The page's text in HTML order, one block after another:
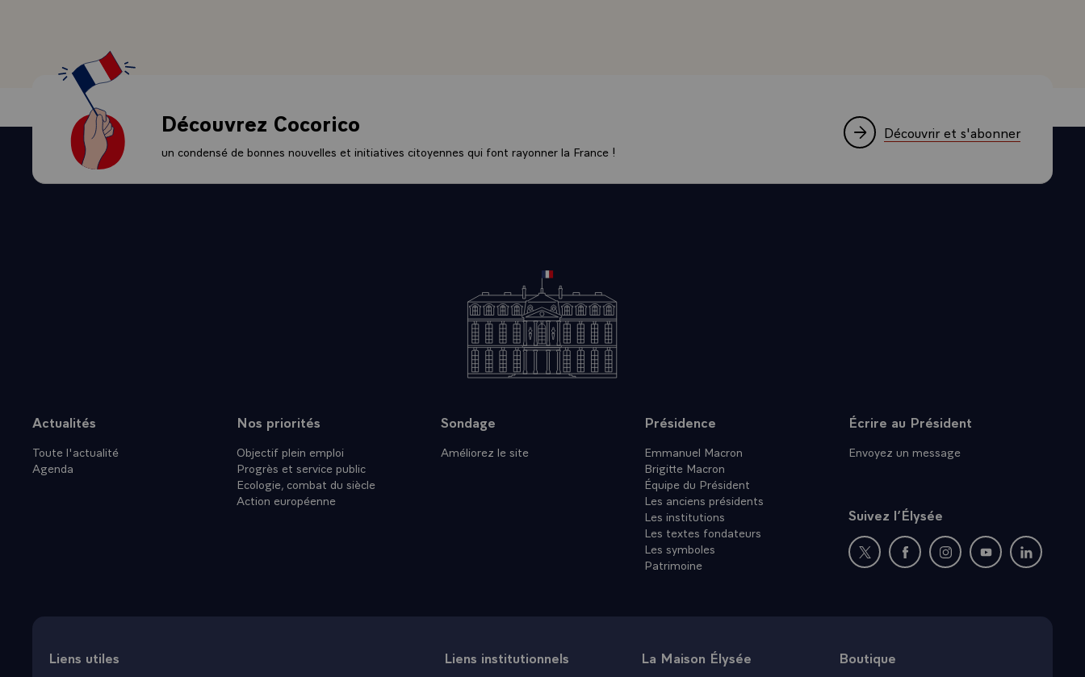
européennes permettant de remplir les diverses missions qui correspondent aux
besoins des uns et des autres. Après tout, c'est bien ce que l'on a fait pour Airbus.
Découvrez Cocorico
un condensé de bonnes nouvelles et initiatives citoyennes qui font rayonner la France !
Découvrir et s'abonner
Plan du site
Actualités
Toute l'actualité
Agenda
Nos priorités
Objectif plein emploi
Progrès et service public
Ecologie, combat du siècle
Action européenne
Sondage
Améliorez le site
Présidence
Emmanuel Macron
Brigitte Macron
Équipe du Président
Les anciens présidents
Les institutions
Les textes fondateurs
Les symboles
Patrimoine
Écrire au Président
Envoyez un message
Suivez l’Élysée
Nouvelle fenêtre : rejoignez-nous sur
Nouvelle fenêtre : rejoignez-nous
Nouvelle fenêtre :
Nouvelle fenêtre :
Nouvelle
Liens utiles Liens institutionnels La Maison Élysée Boutique